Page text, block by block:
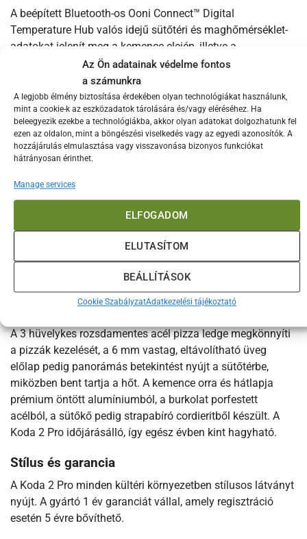
Az Ön adatainak védelme fontos
a számunkra
A legjobb élmény biztosítása érdekében olyan technológiákat használunk,
mint a cookie-k az eszközadatok tárolására és/vagy eléréséhez. Ha
beleegyezik ezekbe a technológiákba, akkor olyan adatokat dolgozhatunk fel
ezen az oldalon, mint a böngészési viselkedés vagy az egyedi azonosítók. A
hozzájárulás elmulasztása vagy visszavonása bizonyos funkciókat
hátrányosan érinthet.
Manage services
ELFOGADOM
ELUTASÍTOM
BEÁLLÍTÁSOK
Cookie SzabályzatAdatkezelési tájékoztató
A beépített Bluetooth-os Ooni Connect™ Digital
Temperature Hub valós idejű sütőtéri és maghőmérséklet-
adatokat jelenít meg a kemence elején, illetve a
telefonodon is. Az okos hőmérséklet-figyelésnek
köszönhetően mindig pontosan követheted, mikor tökéletes
a pizza, a hús vagy bármilyen más fogás. Az Ooni
applikációval sütési naplót vezethetsz, recepteket és
hasznos tippeket is elérhetsz.
Kényelmes használat, gyors beüzemelés
A Koda 2 Pro plug-and-play kialakításának köszönhetően
percek alatt üzembe helyezhető. Az oldalsó, prémium
öntött alumínium vezérlőpanel és az elektromos
szikragyújtás egyszerű és biztonságos indítást tesz
lehetővé. A sütő tisztítása szinte magától értetődő: a
magas hőmérsékletű pyrolytic tisztítás elégeti a
maradékokat, így csak minimális karbantartást igényel.
Innovatív részletek és prémium anyaghasználat
A 3 hüvelykes rozsdamentes acél pizza ledge megkönnyíti
a pizzák kezelését, a 6 mm vastag, eltávolítható üveg
előlap pedig panorámás betekintést nyújt a sütőtérbe,
miközben bent tartja a hőt. A kemence orra és hátlapja
prémium öntött alumíniumból, a burkolat porfestett
acélból, a sütőkő pedig strapabíró cordieritből készült. A
Koda 2 Pro időjárásálló, így egész évben kint hagyható.
Stílus és garancia
A Koda 2 Pro minden kültéri környezetben stílusos látványt
nyújt. A gyártó 1 év garanciát vállal, amely regisztráció
esetén 5 évre bővíthető.